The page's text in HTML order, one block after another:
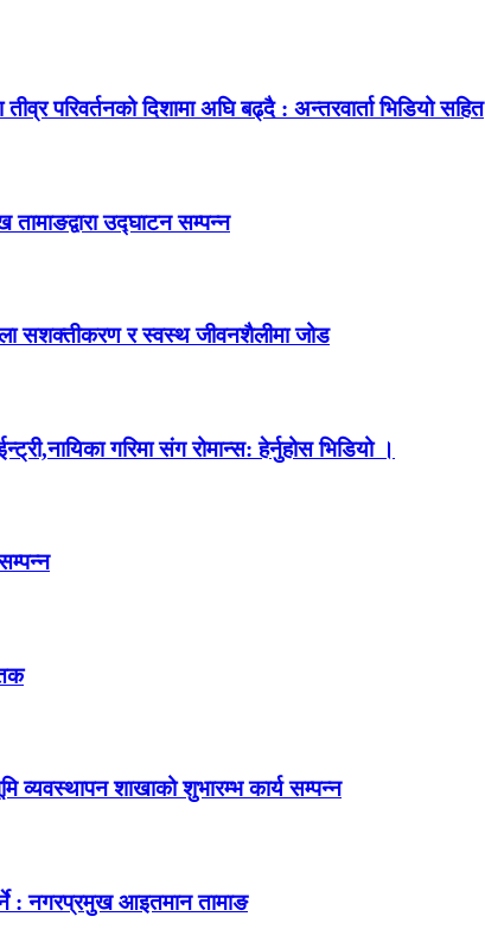
परिवर्तनको दिशामा अघि बढ्दै : अन्तरवार्ता भिडियो सहित
उद्घाटन सम्पन्न
सशक्तीकरण र स्वस्थ जीवनशैलीमा जोड
गरिमा संग रोमान्स: हेर्नुहोस भिडियो ।
व्यवस्थापन शाखाको शुभारम्भ कार्य सम्पन्न
: नगरप्रमुख आइतमान तामाङ